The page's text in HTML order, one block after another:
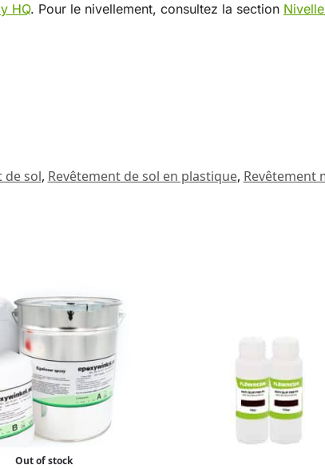
HQ. Pour le nivellement, consultez la section
de sol, Revêtement de sol en plastique, Revêtement
Out of stock